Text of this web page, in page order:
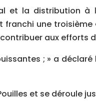
et la distribution à
une
aux efforts
; » a
et se déroule